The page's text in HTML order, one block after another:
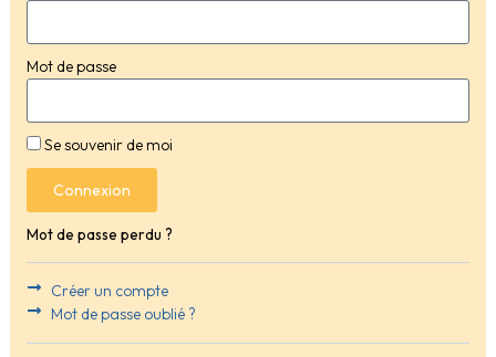
Mot de passe
Se souvenir de moi
Connexion
Mot de passe perdu ?
Créer un compte
Mot de passe oublié ?